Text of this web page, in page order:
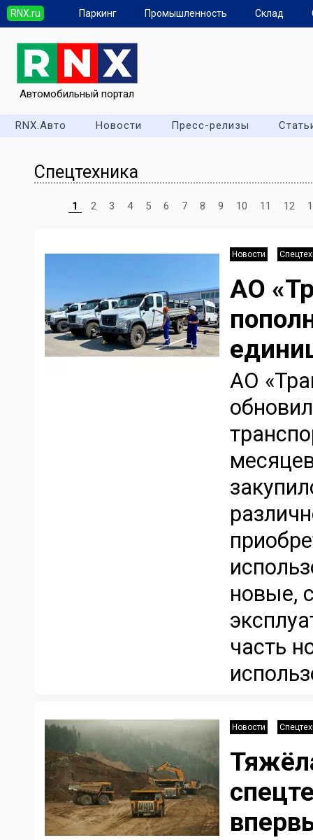
RNX.ru Паркинг Промышленность Склад
Автомобильный портал
RNX.Авто Новости Пресс-релизы
Спецтехника
1 2 3 4 5 6 7 8 9 10 11 12
Новости
АО
АО
новые,
часть
Новости